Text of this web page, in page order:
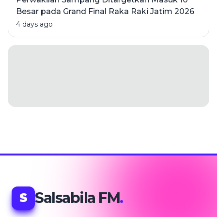
Besar pada Grand Final Raka Raki Jatim 2026
4 days ago
S Salsabila FM.